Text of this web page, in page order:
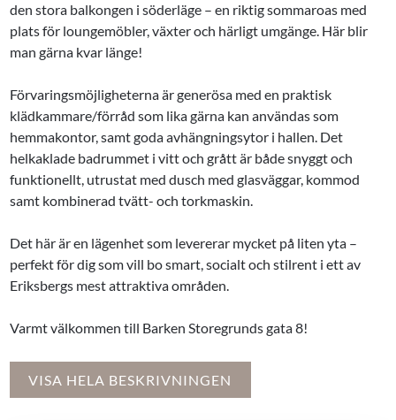
den stora balkongen i söderläge – en riktig sommaroas med
plats för loungemöbler, växter och härligt umgänge. Här blir
man gärna kvar länge!
Förvaringsmöjligheterna är generösa med en praktisk
klädkammare/förråd som lika gärna kan användas som
hemmakontor, samt goda avhängningsytor i hallen. Det
helkaklade badrummet i vitt och grått är både snyggt och
funktionellt, utrustat med dusch med glasväggar, kommod
samt kombinerad tvätt- och torkmaskin.
Det här är en lägenhet som levererar mycket på liten yta –
perfekt för dig som vill bo smart, socialt och stilrent i ett av
Eriksbergs mest attraktiva områden.
Varmt välkommen till Barken Storegrunds gata 8!
VISA HELA BESKRIVNINGEN